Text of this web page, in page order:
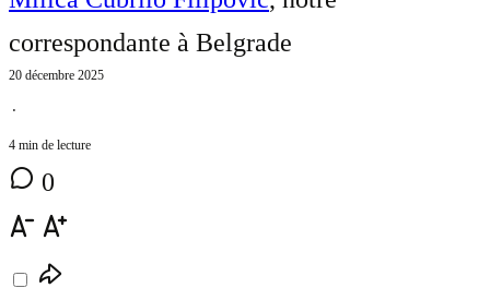
correspondante à Belgrade
20 décembre 2025
⋅
4 min de lecture
0